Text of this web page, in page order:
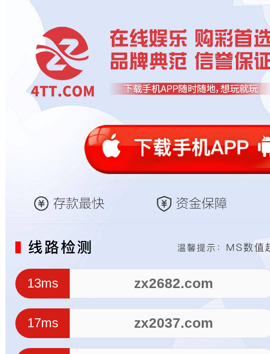
13ms zx2682.com
17ms zx2037.com